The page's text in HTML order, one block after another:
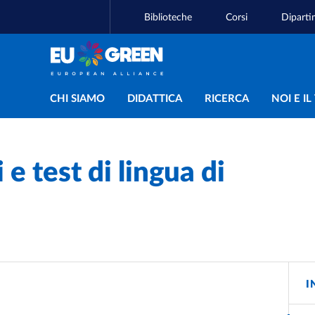
Biblioteche Corsi
Navigazione
CHI SIAMO DIDATTICA RICERCA NOI E IL
test di lingua di